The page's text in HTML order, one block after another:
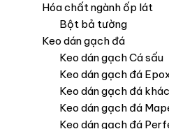
Hóa chất ngành ốp lát
Bột bả tường
Keo dán gạch đá
Keo dán gạch Cá sấu
Keo dán gạch đá
Keo dán gạch đá khác
Keo dán gạch đá
Keo dán gạch đá